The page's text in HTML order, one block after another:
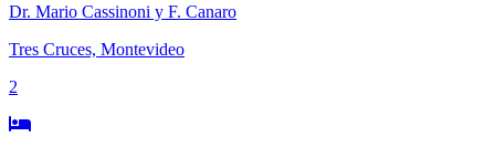
Dr. Mario Cassinoni y F. Canaro
Tres Cruces, Montevideo
2